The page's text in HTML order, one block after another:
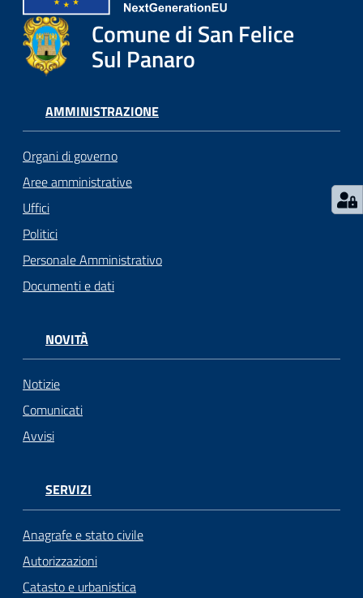
c
o
n
s
g
n
n
e
Sportello
telematico
SUE
Tutti
gli
Comune di San Felice
Sul Panaro
AMMINISTRAZIONE
Organi di governo
Aree amministrative
Uffici
Politici
Personale Amministrativo
Documenti e dati
NOVITÀ
Notizie
Comunicati
Avvisi
SERVIZI
Anagrafe e stato civile
Autorizzazioni
Catasto e urbanistica